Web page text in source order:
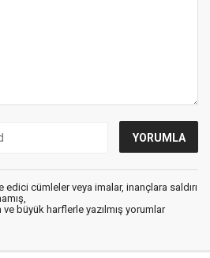
edici cümleler veya imalar, inançlara saldırı
büyük harflerle yazılmış yorumlar